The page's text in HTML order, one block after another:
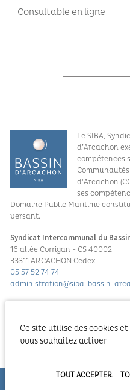
Consultable en ligne
Le SIBA,
d’Arcachon
compétences
d’Arcachon
ses
Domaine Public Maritime
versant.
Syndicat Intercommunal du
16 allée Corrigan - CS 40002
33311 ARCACHON Cedex
05 57 52 74 74
administration@siba-bassin-
33380 BIGANOS
Ce site utilise des cookies
vous souhaitez activer
TOUT ACCEPTER